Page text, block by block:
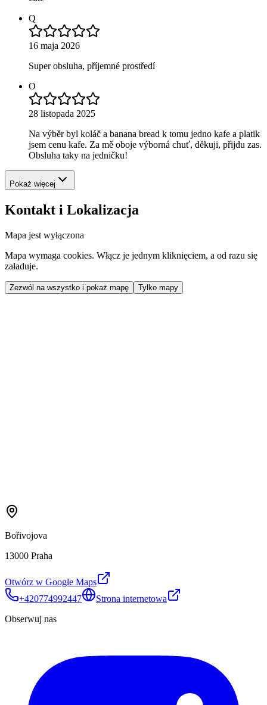
Q
16 maja 2026
Super obsluha, příjemné prostředí
O
28 listopada 2025
Na výběr byl koláč a banana bread k tomu jedno kafe a platik
jsem cenu kafe. Za mě oboje výborná chuť, děkuji, přijdu zas.
Obsluha taky na jedničku!
Pokaż więcej
Kontakt i Lokalizacja
Mapa jest wyłączona
Mapa wymaga cookies. Włącz je jednym kliknięciem, a od razu się
załaduje.
Zezwól na wszystko i pokaż mapę Tylko mapy
Bořivojova
13000 Praha
Otwórz w Google Maps
+420774992447
Strona internetowa
Obserwuj nas